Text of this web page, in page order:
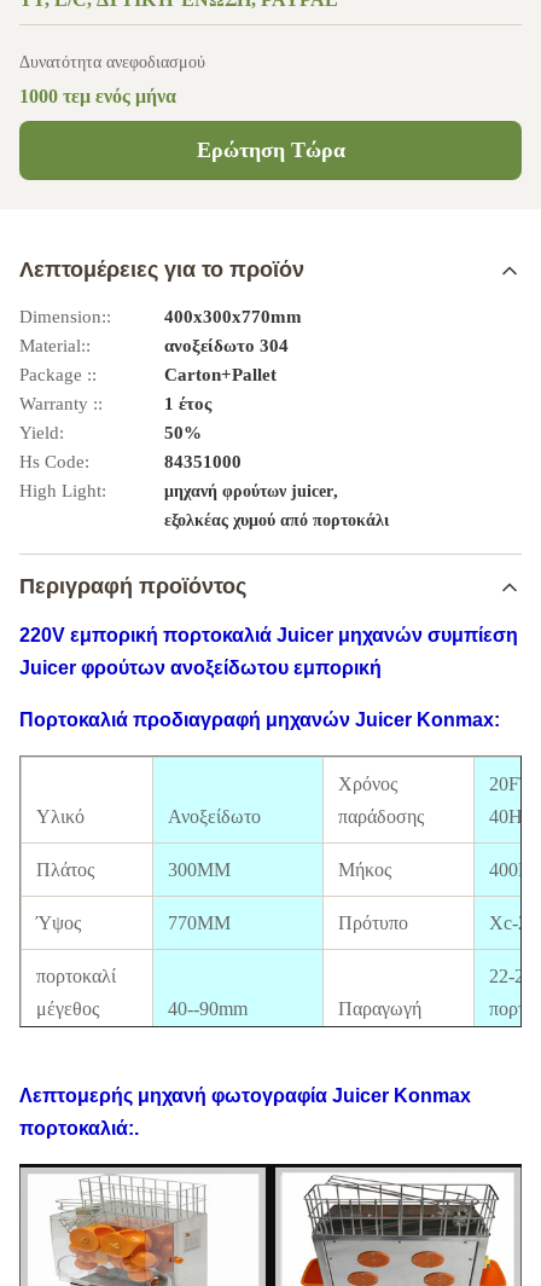
Δυνατότητα ανεφοδιασμού
1000 τεμ ενός μήνα
Ερώτηση Τώρα
Λεπτομέρειες για το προϊόν
Dimension::
400x300x770mm
Material::
ανοξείδωτο 304
Package ::
Carton+Pallet
Warranty ::
1 έτος
Yield:
50%
Hs Code:
84351000
High Light:
μηχανή φρούτων juicer,
εξολκέας χυμού από πορτοκάλι
Περιγραφή προϊόντος
220V εμπορική πορτοκαλιά Juicer μηχανών συμπίεση
Juicer φρούτων ανοξείδωτου εμπορική
Πορτοκαλιά προδιαγραφή μηχανών Juicer Konmax:
Υλικό Ανοξείδωτο
Χρόνος
παράδοσης
20FT:
Πλάτος 300MM Μήκος
Ύψος 770MM Πρότυπο Xc-
πορτοκαλί
μέγεθος
40--90mm Παραγωγή
22-25
συσκευασίας
410*310*780MM Πιστοποιητικό
Electrics
60HZ
Δύναμη 120W
G.W 51KG N.W 45KG
Λεπτομερής μηχανή φωτογραφία Juicer Konmax
πορτοκαλιά:.